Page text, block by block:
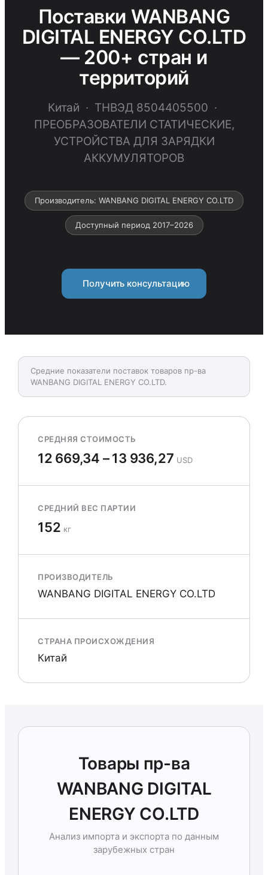
Поставки WANBANG
DIGITAL ENERGY CO.LTD
— 200+ стран и
территорий
Китай · ТНВЭД 8504405500 ·
ПРЕОБРАЗОВАТЕЛИ СТАТИЧЕСКИЕ,
УСТРОЙСТВА ДЛЯ ЗАРЯДКИ
АККУМУЛЯТОРОВ
Производитель: WANBANG DIGITAL ENERGY CO.LTD
Доступный период 2017–2026
Получить консультацию
Средние показатели поставок товаров пр-ва
WANBANG DIGITAL ENERGY CO.LTD.
СРЕДНЯЯ СТОИМОСТЬ
12 669,34 – 13 936,27 USD
СРЕДНИЙ ВЕС ПАРТИИ
152 кг
ПРОИЗВОДИТЕЛЬ
WANBANG DIGITAL ENERGY CO.LTD
СТРАНА ПРОИСХОЖДЕНИЯ
Китай
Товары пр-ва
WANBANG DIGITAL
ENERGY CO.LTD
Анализ импорта и экспорта по данным
зарубежных стран